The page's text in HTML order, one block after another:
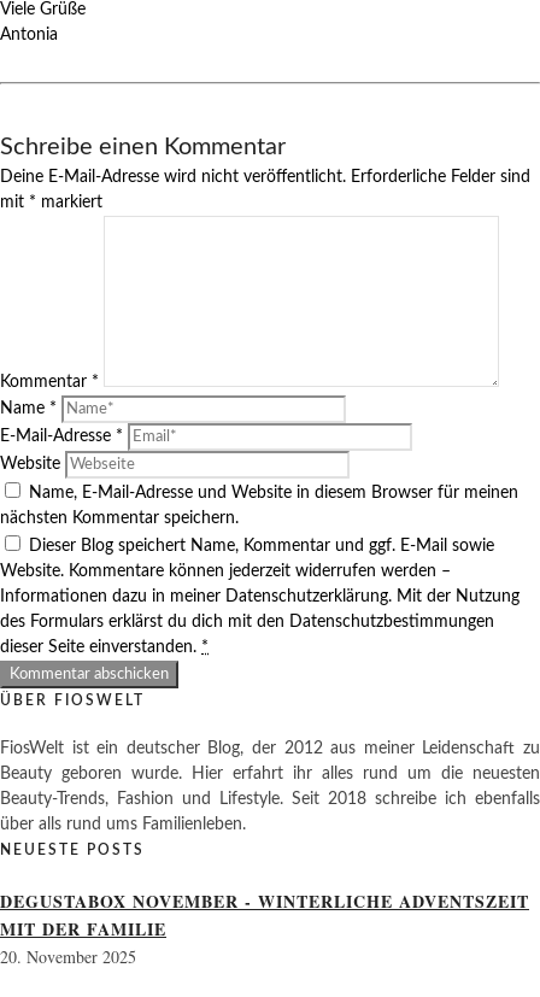
Viele Grüße
Antonia
Schreibe einen Kommentar
Deine E-Mail-Adresse wird nicht veröffentlicht. Erforderliche Felder sind
mit * markiert
Kommentar *
Name *
E-Mail-Adresse *
Website
Name, E-Mail-Adresse und Website in diesem Browser für meinen
nächsten Kommentar speichern.
Dieser Blog speichert Name, Kommentar und ggf. E-Mail sowie
Website. Kommentare können jederzeit widerrufen werden –
Informationen dazu in meiner Datenschutzerklärung. Mit der Nutzung
des Formulars erklärst du dich mit den Datenschutzbestimmungen
dieser Seite einverstanden. *
ÜBER FIOSWELT
FiosWelt ist ein deutscher Blog, der 2012 aus meiner Leidenschaft zu
Beauty geboren wurde. Hier erfahrt ihr alles rund um die neuesten
Beauty-Trends, Fashion und Lifestyle. Seit 2018 schreibe ich ebenfalls
über alls rund ums Familienleben.
NEUESTE POSTS
DEGUSTABOX NOVEMBER - WINTERLICHE ADVENTSZEIT
MIT DER FAMILIE
20. November 2025